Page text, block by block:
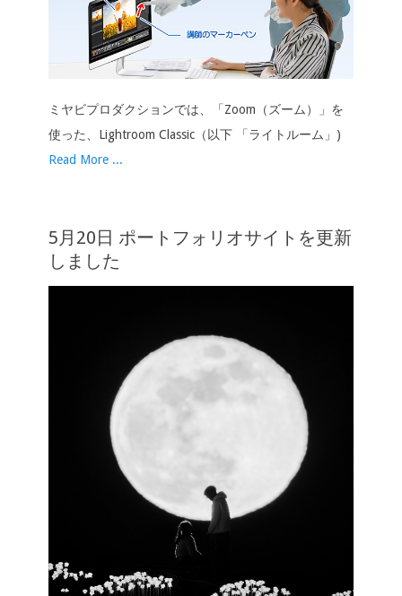
ミヤビプロダクションでは、「Zoom（ズーム）」を
使った、Lightroom Classic（以下 「ライトルーム」)
Read More ...
5月20日 ポートフォリオサイトを更新
しました